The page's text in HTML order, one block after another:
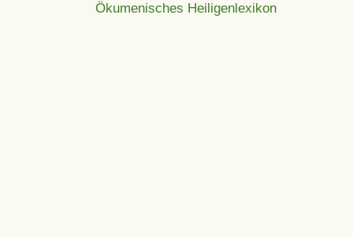
Ökumenisches Heiligenlexikon